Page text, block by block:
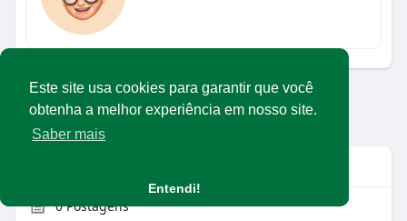
Este site usa cookies para garantir que você
obtenha a melhor experiência em nosso site.
Saber mais
Entendi!
Carregar mais usuários
0Postagens